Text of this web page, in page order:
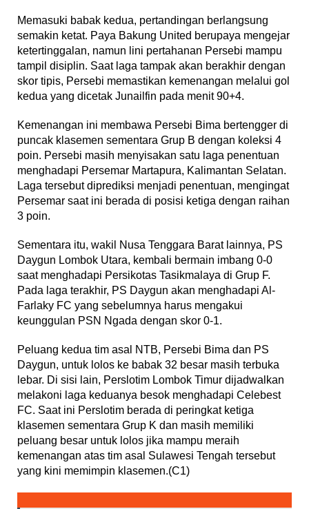
Memasuki babak kedua, pertandingan berlangsung
semakin ketat. Paya Bakung United berupaya mengejar
ketertinggalan, namun lini pertahanan Persebi mampu
tampil disiplin. Saat laga tampak akan berakhir dengan
skor tipis, Persebi memastikan kemenangan melalui gol
kedua yang dicetak Junailfin pada menit 90+4.
Kemenangan ini membawa Persebi Bima bertengger di
puncak klasemen sementara Grup B dengan koleksi 4
poin. Persebi masih menyisakan satu laga penentuan
menghadapi Persemar Martapura, Kalimantan Selatan.
Laga tersebut diprediksi menjadi penentuan, mengingat
Persemar saat ini berada di posisi ketiga dengan raihan
3 poin.
Sementara itu, wakil Nusa Tenggara Barat lainnya, PS
Daygun Lombok Utara, kembali bermain imbang 0-0
saat menghadapi Persikotas Tasikmalaya di Grup F.
Pada laga terakhir, PS Daygun akan menghadapi Al-
Farlaky FC yang sebelumnya harus mengakui
keunggulan PSN Ngada dengan skor 0-1.
Peluang kedua tim asal NTB, Persebi Bima dan PS
Daygun, untuk lolos ke babak 32 besar masih terbuka
lebar. Di sisi lain, Perslotim Lombok Timur dijadwalkan
melakoni laga keduanya besok menghadapi Celebest
FC. Saat ini Perslotim berada di peringkat ketiga
klasemen sementara Grup K dan masih memiliki
peluang besar untuk lolos jika mampu meraih
kemenangan atas tim asal Sulawesi Tengah tersebut
yang kini memimpin klasemen.(C1)